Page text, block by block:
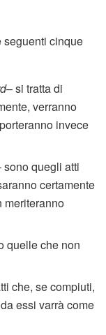
seguenti cinque
– si tratta di
verranno
invece
sono quegli atti
certamente
meriteranno
quelle che non
che, se compiuti,
essi varrà come